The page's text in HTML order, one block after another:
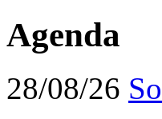
Agenda
28/08/26